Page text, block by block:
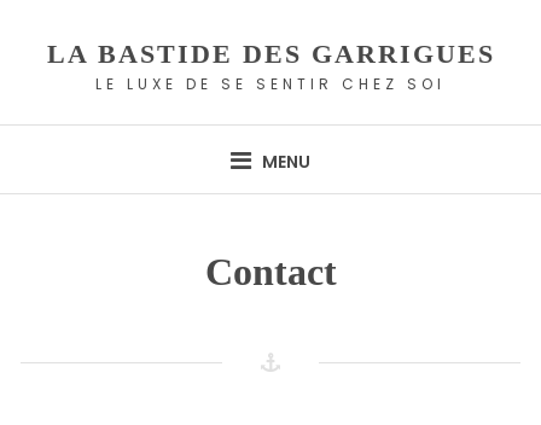
LA BASTIDE DES GARRIGUES
LE LUXE DE SE SENTIR CHEZ SOI
MENU
Contact